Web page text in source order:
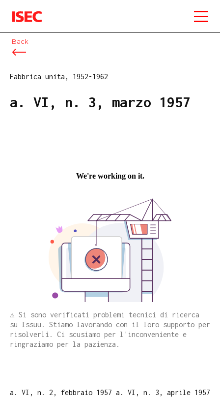
ISEC
Back
Fabbrica unita, 1952-1962
a. VI, n. 3, marzo 1957
⚠️ Si sono verificati problemi tecnici di ricerca
su Issuu. Stiamo lavorando con il loro supporto per
risolverli. Ci scusiamo per l'inconveniente e
ringraziamo per la pazienza.
a. VI, n. 2, febbraio 1957 a. VI, n. 3, aprile 1957